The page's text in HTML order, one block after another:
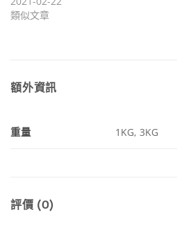
類似文章
額外資訊
重量 1KG, 3KG
評價 (0)